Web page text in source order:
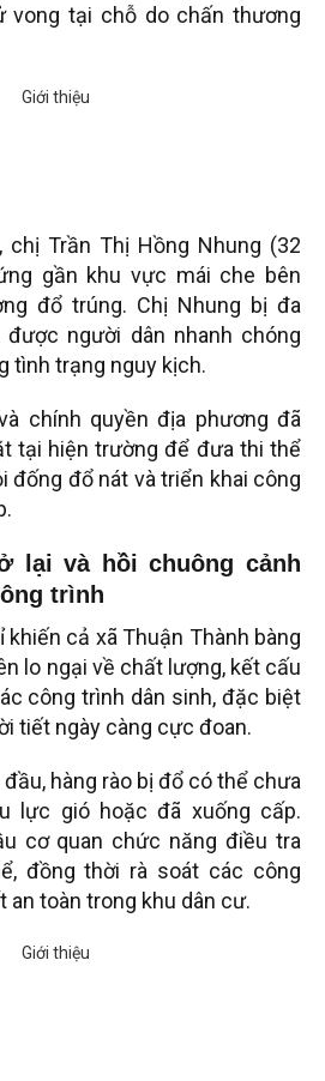
vong tại chỗ do chấn thương
chị Trần Thị Hồng Nhung (32
gần khu vực mái che bên
đổ trúng. Chị Nhung bị đa
người dân nhanh chóng
tình trạng nguy kịch.
chính quyền địa phương đã
tại hiện trường để đưa thi thể
đống đổ nát và triển khai công
lại và hồi chuông cảnh
trình
khiến cả xã Thuận Thành bàng
lo ngại về chất lượng, kết cấu
công trình dân sinh, đặc biệt
tiết ngày càng cực đoan.
hàng rào bị đổ có thể chưa
lực gió hoặc đã xuống cấp.
cơ quan chức năng điều tra
đồng thời rà soát các công
toàn trong khu dân cư.